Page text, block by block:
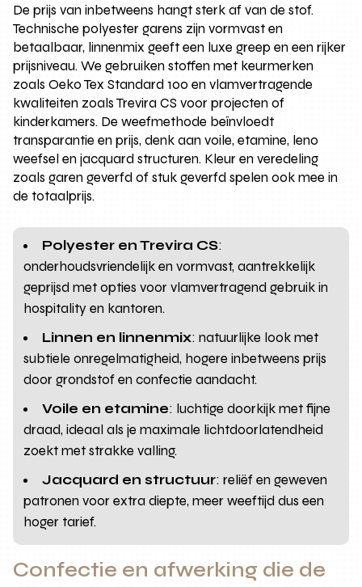
De prijs van inbetweens hangt sterk af van de stof.
Technische polyester garens zijn vormvast en
betaalbaar, linnenmix geeft een luxe greep en een rijker
prijsniveau. We gebruiken stoffen met keurmerken
zoals Oeko Tex Standard 100 en vlamvertragende
kwaliteiten zoals Trevira CS voor projecten of
kinderkamers. De weefmethode beïnvloedt
transparantie en prijs, denk aan voile, etamine, leno
weefsel en jacquard structuren. Kleur en veredeling
zoals garen geverfd of stuk geverfd spelen ook mee in
de totaalprijs.
Polyester en Trevira CS:
onderhoudsvriendelijk en vormvast, aantrekkelijk
geprijsd met opties voor vlamvertragend gebruik in
hospitality en kantoren.
Linnen en linnenmix: natuurlijke look met
subtiele onregelmatigheid, hogere inbetweens prijs
door grondstof en confectie aandacht.
Voile en etamine: luchtige doorkijk met fijne
draad, ideaal als je maximale lichtdoorlatendheid
zoekt met strakke valling.
Jacquard en structuur: reliëf en geweven
patronen voor extra diepte, meer weeftijd dus een
hoger tarief.
Confectie en afwerking die de